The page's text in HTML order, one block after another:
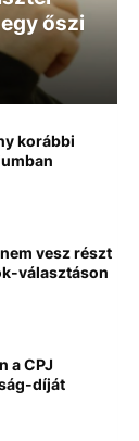
őszi
korábbi
vesz részt
választáson
a CPJ
díját